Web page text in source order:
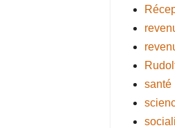
santé